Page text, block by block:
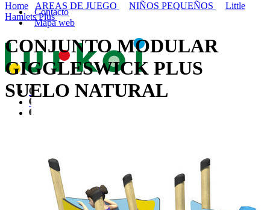
Contacto
Mapa web
Home AREAS DE JUEGO NIÑOS PEQUEÑOS
Little
Hamlets Plus
CONJUNTO MODULAR
GIGGLESWICK PLUS
SUELO NATURAL